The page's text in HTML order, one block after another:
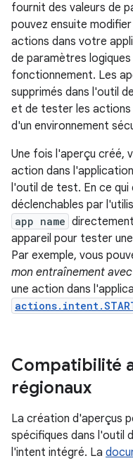
fournit des valeurs de
pouvez ensuite
actions dans votre
de paramètres
fonctionnement. Les
supprimés dans l'outil
et de tester les actions
d'un environnement
Une fois l'aperçu créé,
action dans
l'outil de test. En ce
déclenchables par
app name
appareil pour tester
Par exemple, vous
mon entraînement
une action dans
Compatibilité
régionaux
La création d'aperçus
spécifiques dans l'outil
l'intent intégré. La